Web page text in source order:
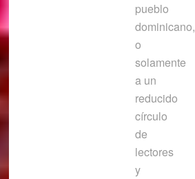
pueblo
dominicano,
o
solamente
a un
reducido
círculo
de
lectores
y